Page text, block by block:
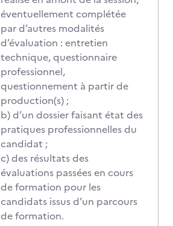
éventuellement complétée
par d’autres modalités
d’évaluation : entretien
technique, questionnaire
professionnel,
questionnement à partir de
production(s) ;
b) d’un dossier faisant état des
pratiques professionnelles du
candidat ;
c) des résultats des
évaluations passées en cours
de formation pour les
candidats issus d’un parcours
de formation.